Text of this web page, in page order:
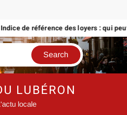
Indice de référence des loyers : qui
LUBÉRON
locale